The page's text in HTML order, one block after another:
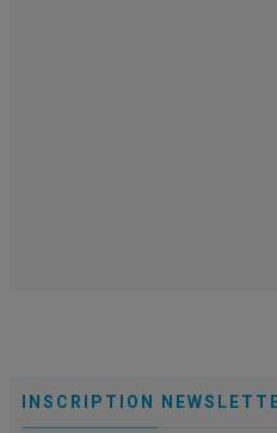
INSCRIPTION